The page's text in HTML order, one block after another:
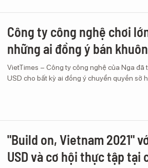
Công ty công nghệ chơi
những ai đồng ý bán
VietTimes – Công ty công nghệ của Nga
USD cho bất kỳ ai đồng ý chuyển quyền sở
"Build on, Vietnam 2021"
USD và cơ hội thực tập tại